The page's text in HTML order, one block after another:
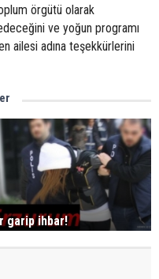
örgütü olarak
ve yoğun programı
ailesi adına teşekkürlerini
garip ihbar!